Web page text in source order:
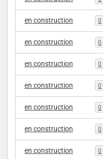
en construction 0
en construction 0
en construction 0
en construction 0
en construction 0
en construction 0
en construction 0